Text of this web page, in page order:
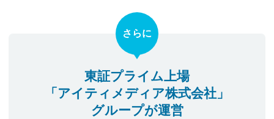
さらに
東証プライム上場
「アイティメディア株式会社」
グループが運営